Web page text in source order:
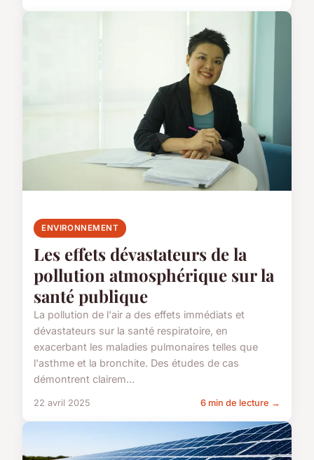
ENVIRONNEMENT
Les effets dévastateurs de la
pollution atmosphérique sur la
santé publique
La pollution de l'air a des effets immédiats et
dévastateurs sur la santé respiratoire, en
exacerbant les maladies pulmonaires telles que
l'asthme et la bronchite. Des études de cas
démontrent clairem...
22 avril 2025 6 min de lecture →